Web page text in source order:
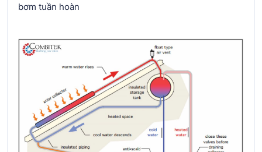
bơm tuần hoàn